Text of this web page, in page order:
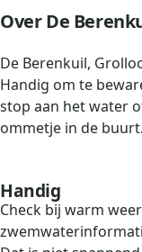
Over De
De Berenkuil,
Handig om te
stop aan het water
ommetje in de buurt.
Handig
Check bij warm